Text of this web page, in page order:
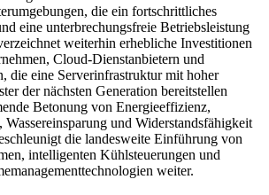
die ein fortschrittliches
eine unterbrechungsfreie Betriebsleistung
weiterhin erhebliche Investitionen
Cloud-Dienstanbietern und
die eine Serverinfrastruktur mit hoher
der nächsten Generation bereitstellen
Betonung von Energieeffizienz,
und Widerstandsfähigkeit
die landesweite Einführung von
intelligenten Kühlsteuerungen und
weiter.